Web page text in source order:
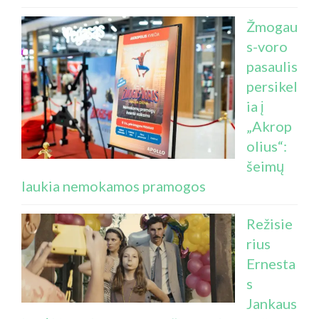
Žmogau
s-voro
pasaulis
persikel
ia į
„Akrop
olius“:
šeimų
laukia nemokamos pramogos
Režisie
rius
Ernesta
s
Jankaus